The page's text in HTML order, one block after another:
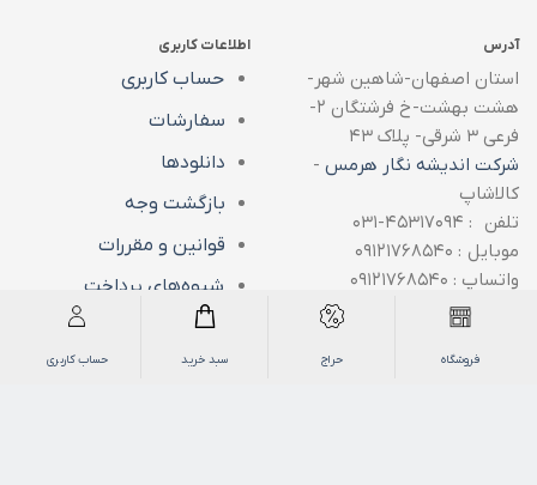
آدرس
استان اصفهان-شاهین شهر-
هشت بهشت-خ فرشتگان ۲-
فرعی ۳ شرقی- پلاک ۴۳
شرکت اندیشه نگار هرمس -
کالاشاپ
تلفن : ۴۵۳۱۷۰۹۴-۰۳۱
موبایل : ۰۹۱۲۱۷۶۸۵۴۰
واتساپ : ۰۹۱۲۱۷۶۸۵۴۰
تلگرام : ۰۹۱۲۱۷۶۸۵۴۰
اطلاعات کاربری
حساب کاربری
سفارشات
دانلودها
بازگشت وجه
قوانین و مقررات
شیوه‌های پرداخت
روش های ثبت سفارش و
ارسال
فروشگاه حراج سبد خرید حساب کاربری